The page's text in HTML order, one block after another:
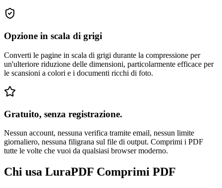
Opzione in scala di grigi
Converti le pagine in scala di grigi durante la compressione per
un'ulteriore riduzione delle dimensioni, particolarmente efficace per
le scansioni a colori e i documenti ricchi di foto.
Gratuito, senza registrazione.
Nessun account, nessuna verifica tramite email, nessun limite
giornaliero, nessuna filigrana sul file di output. Comprimi i PDF
tutte le volte che vuoi da qualsiasi browser moderno.
Chi usa LuraPDF Comprimi PDF